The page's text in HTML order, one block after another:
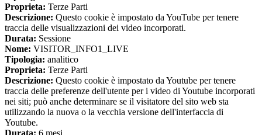
Proprieta: Terze Parti
Descrizione: Questo cookie è impostato da YouTube per tenere
traccia delle visualizzazioni dei video incorporati.
Durata: Sessione
Nome: VISITOR_INFO1_LIVE
Tipologia: analitico
Proprieta: Terze Parti
Descrizione: Questo cookie è impostato da Youtube per tenere
traccia delle preferenze dell'utente per i video di Youtube incorporati
nei siti; può anche determinare se il visitatore del sito web sta
utilizzando la nuova o la vecchia versione dell'interfaccia di
Youtube.